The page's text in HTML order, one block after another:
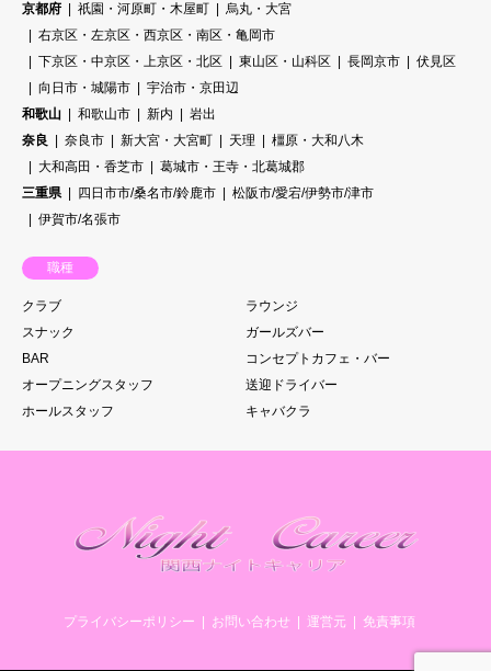
京都府
祇園・河原町・木屋町
烏丸・大宮
右京区・左京区・西京区・南区・亀岡市
下京区・中京区・上京区・北区
東山区・山科区 長岡京市
伏見区
向日市・城陽市
宇治市・京田辺
和歌山
和歌山市 新内
岩出
奈良
奈良市 新大宮・大宮町 天理
橿原・大和八木
大和高田・香芝市
葛城市・王寺・北葛城郡
三重県
四日市市/桑名市/鈴鹿市
松阪市/愛宕/伊勢市/津市
伊賀市/名張市
職種
クラブ
ラウンジ
スナック
ガールズバー
BAR
コンセプトカフェ・バー
オープニングスタッフ
送迎ドライバー
ホールスタッフ
キャバクラ
プライバシーポリシー お問い合わせ 運営元 免責事項